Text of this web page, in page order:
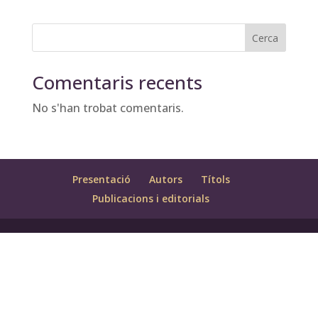
Cerca
Comentaris recents
No s'han trobat comentaris.
Presentació Autors
Títols
Publicacions i editorials